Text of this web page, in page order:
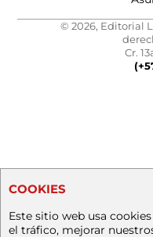
© 2026, Editorial
Cr.
COOKIES
Este sitio web usa
el tráfico, mejorar